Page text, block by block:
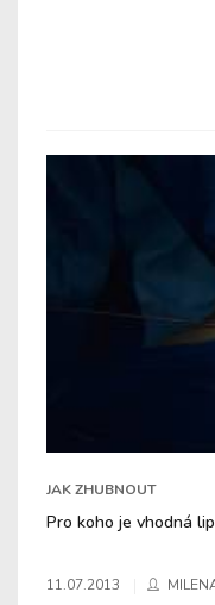
JAK ZHUBNOUT
Pro koho je vhodná
11.07.2013